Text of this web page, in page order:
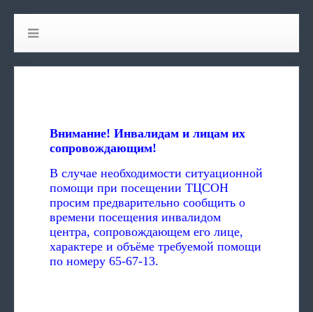
Внимание! Инвалидам и лицам их
сопровождающим!
В случае необходимости ситуационной
помощи при посещении ТЦСОН
просим предварительно сообщить о
времени посещения инвалидом
центра, сопровождающем его лице,
характере и объёме требуемой помощи
по номеру 65-67-13.